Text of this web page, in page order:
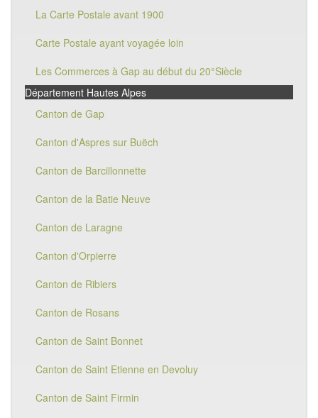
La Carte Postale avant 1900
Carte Postale ayant voyagée loin
Les Commerces à Gap au début du 20°Siècle
Département Hautes Alpes
Canton de Gap
Canton d'Aspres sur Buëch
Canton de Barcillonnette
Canton de la Batie Neuve
Canton de Laragne
Canton d'Orpierre
Canton de Ribiers
Canton de Rosans
Canton de Saint Bonnet
Canton de Saint Etienne en Devoluy
Canton de Saint Firmin